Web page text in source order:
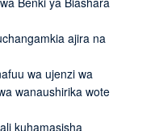
ajira na
wa ujenzi wa
wanaushirika wote
kuhamasisha